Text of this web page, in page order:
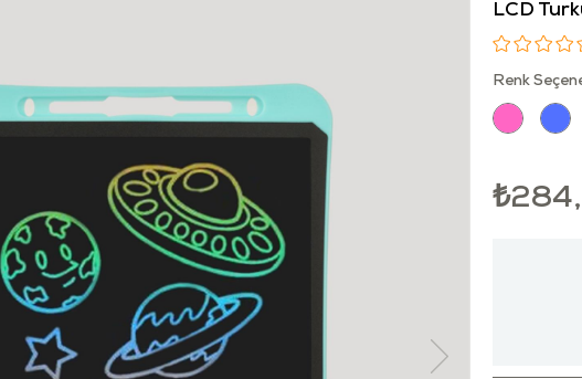
LCD
Renk